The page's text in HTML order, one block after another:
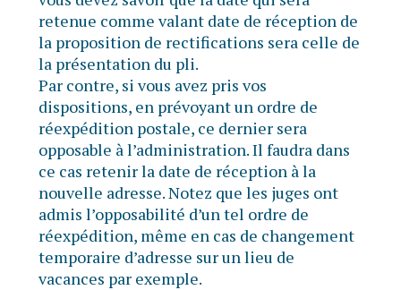
retenue comme valant date de réception de
la proposition de rectifications sera celle de
la présentation du pli.
Par contre, si vous avez pris vos
dispositions, en prévoyant un ordre de
réexpédition postale, ce dernier sera
opposable à l’administration. Il faudra dans
ce cas retenir la date de réception à la
nouvelle adresse. Notez que les juges ont
admis l’opposabilité d’un tel ordre de
réexpédition, même en cas de changement
temporaire d’adresse sur un lieu de
vacances par exemple.